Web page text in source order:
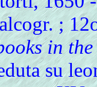
;
in
su